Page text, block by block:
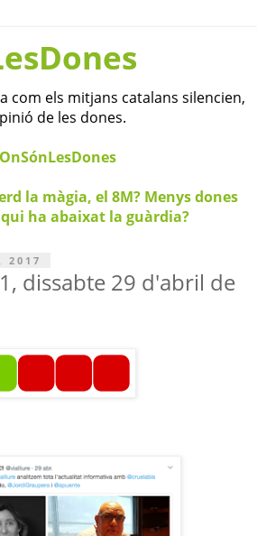
com els mitjans catalans silencien,
de les dones.
la màgia, el 8M? Menys dones
ha abaixat la guàrdia?
dissabte 29 d'abril de